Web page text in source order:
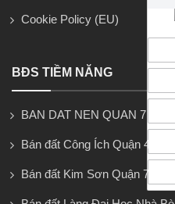
Cookie Policy (EU)
BĐS TIỀM NĂNG
BAN DAT NEN QUAN 7
Bán đất Công Ích Quận 4
Bán đất Kim Sơn Quận 7